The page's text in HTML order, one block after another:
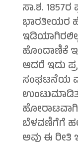
ಸಾ.ಶ. 1857ರ
ಭಾರತೀಯರ
ಹೊಂದಾಣಿಕೆ
ಆದರೆ ಇದು
ಸಂಘಟನೆಯ
ಹೋರಾಟವಾಗಿ
ಬೆಳವಣಿಗೆಗೆ
ಅವು ಈ ರೀತಿ